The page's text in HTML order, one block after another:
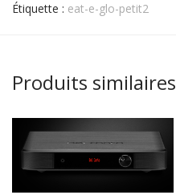
Étiquette : eat-e-glo-petit2
Produits similaires